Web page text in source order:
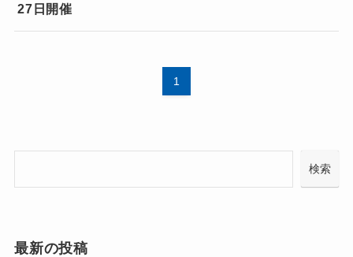
27日開催
1
索
検索
最新の投稿